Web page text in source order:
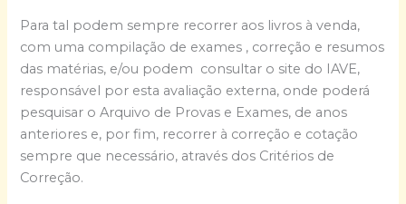
Para tal podem sempre recorrer aos livros à venda,
com uma compilação de exames , correção e resumos
das matérias, e/ou podem consultar o site do IAVE,
responsável por esta avaliação externa, onde poderá
pesquisar o Arquivo de Provas e Exames, de anos
anteriores e, por fim, recorrer à correção e cotação
sempre que necessário, através dos Critérios de
Correção.